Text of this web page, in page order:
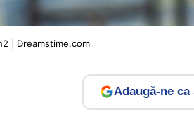
Dreamstime.com
Adaugă-ne